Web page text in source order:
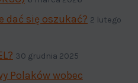
dać się oszukać? 2 lutego
30 grudnia 2025
Polaków wobec